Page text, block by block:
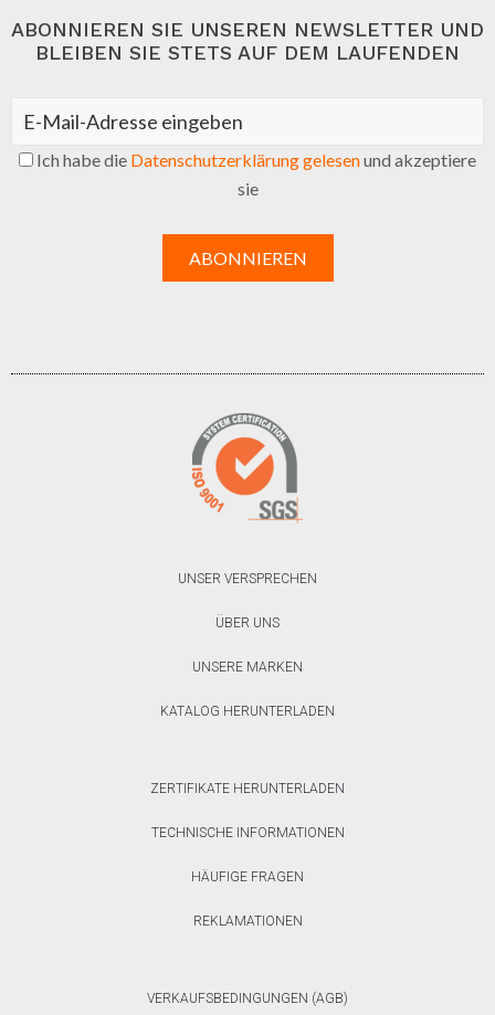
ABONNIEREN SIE UNSEREN NEWSLETTER UND
BLEIBEN SIE STETS AUF DEM LAUFENDEN
Ich habe die Datenschutzerklärung gelesenund akzeptiere
sie
UNSER VERSPRECHEN
ÜBER UNS
UNSERE MARKEN
KATALOG HERUNTERLADEN
ZERTIFIKATE HERUNTERLADEN
TECHNISCHE INFORMATIONEN
HÄUFIGE FRAGEN
REKLAMATIONEN
VERKAUFSBEDINGUNGEN (AGB)